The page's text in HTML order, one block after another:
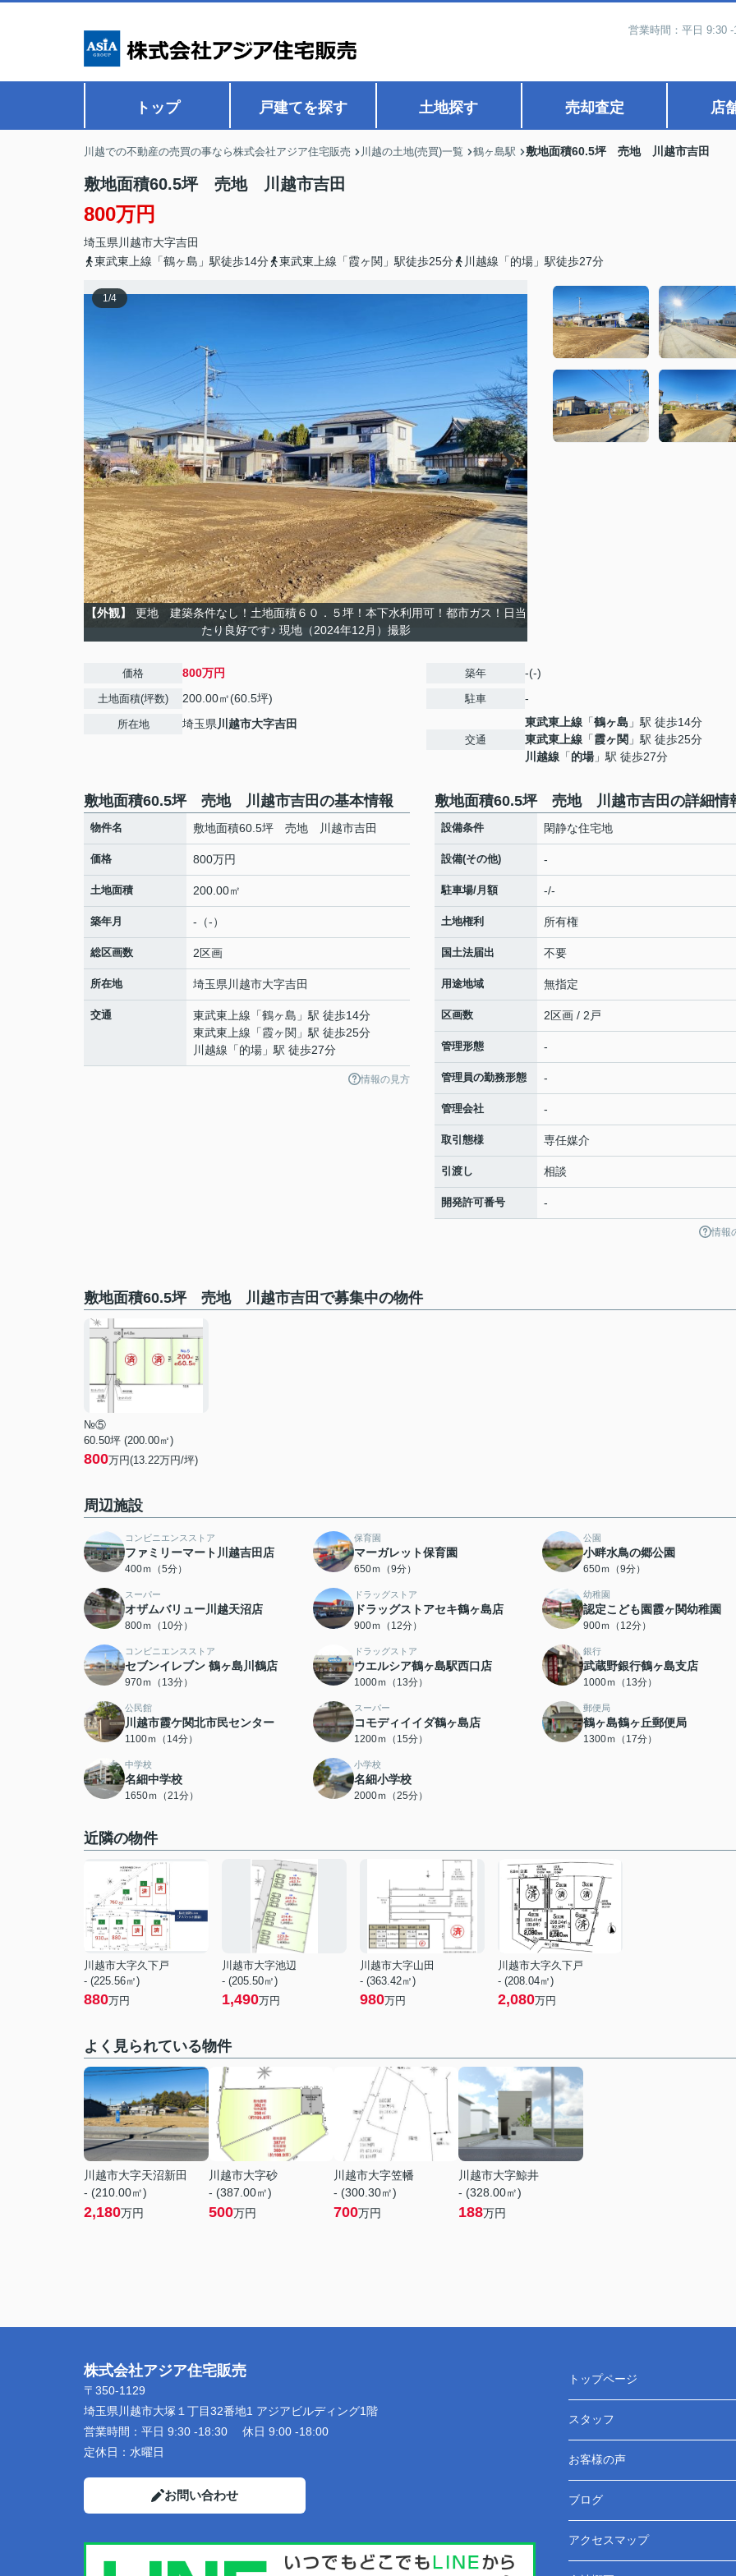
営業時間：平日
トップ 戸建てを探す 土地探す 売却査定 店
川越での不動産の売買の事なら株式会社アジア住宅販売 川越の土地(売買)一覧 鶴ヶ島駅 敷地面積60.5坪 売地 川越市吉田
敷地面積60.5坪 売地 川越市吉田
800万円
埼玉県 川越市大字吉田
東武東上線「鶴ヶ島」駅徒歩14分
東武東上線「霞ヶ関」駅徒歩25分 川越線「的場」駅徒歩27分
1/4
【外観】
更地 建築条件なし！土地面積６０．５坪！本下水利用可！都市ガス！日当
たり良好です♪ 現地（2024年12月）撮影
価格 800万円
土地面積(坪数) 200.00㎡(60.5坪)
所在地 埼玉県川越市大字吉田
築年 -(-)
駐車 -
交通
東武東上線 「鶴ヶ島 」駅 徒歩14分
東武東上線 「霞ヶ関 」駅 徒歩25分
川越線 「的場」駅 徒歩27分
敷地面積60.5坪 売地 川越市吉田の基本情報
物件名 敷地面積60.5坪 売地 川越市吉田
価格 800万円
土地面積 200.00㎡
築年月 -（-）
総区画数 2区画
所在地 埼玉県 川越市大字吉田
交通 東武東上線 「鶴ヶ島 」駅 徒歩14分
東武東上線 「霞ヶ関 」駅 徒歩25分
川越線 「的場 」駅 徒歩27分
情報の見方
敷地面積60.5坪 売地 川越市吉田の詳細情
設備条件 閑静な住宅地
設備(その他) -
駐車場/月額 -/-
土地権利 所有権
国土法届出 不要
用途地域 無指定
区画数 2区画 / 2戸
管理形態 -
管理員の勤務形態 -
管理会社 -
取引態様 専任媒介
引渡し 相談
開発許可番号 -
情報
敷地面積60.5坪 売地 川越市吉田で募集中の物件
№⑤
60.50坪 (200.00㎡)
800万円(13.22万円/坪)
周辺施設
コンビニエンスストア
ファミリーマート川越吉田店
400ｍ（5分）
保育園
マーガレット保育園
650ｍ（9分）
公園
小畔水鳥の郷公園
650ｍ（9分）
スーパー
オザムバリュー川越天沼店
800ｍ（10分）
ドラッグストア
ドラッグストアセキ鶴ヶ島店
900ｍ（12分）
幼稚園
認定こども園霞ヶ関幼稚園
900ｍ（12分）
コンビニエンスストア
セブンイレブン 鶴ヶ島川鶴店
970ｍ（13分）
ドラッグストア
ウエルシア鶴ヶ島駅西口店
1000ｍ（13分）
銀行
武蔵野銀行鶴ヶ島支店
1000ｍ（13分）
公民館
川越市霞ケ関北市民センター
1100ｍ（14分）
スーパー
コモディイイダ鶴ヶ島店
1200ｍ（15分）
郵便局
鶴ヶ島鶴ヶ丘郵便局
1300ｍ（17分）
中学校
名細中学校
1650ｍ（21分）
小学校
名細小学校
2000ｍ（25分）
近隣の物件
川越市大字久下戸
- (225.56㎡)
880万円
川越市大字池辺
- (205.50㎡)
1,490万円
川越市大字山田
- (363.42㎡)
980万円
川越市大字久下戸
- (208.04㎡)
2,080万円
よく見られている物件
川越市大字天沼新田
- (210.00㎡)
2,180万円
川越市大字砂
- (387.00㎡)
500万円
川越市大字笠幡
- (300.30㎡)
700万円
川越市大字鯨井
- (328.00㎡)
188万円
株式会社アジア住宅販売
〒350-1129
埼玉県川越市大塚１丁目32番地1 アジアビルディング1階
営業時間： 平日 9:30 -18:30 休日 9:00 -18:00
定休日： 水曜日
お問い合わせ
トップページ
スタッフ
お客様の声
ブログ
アクセスマップ